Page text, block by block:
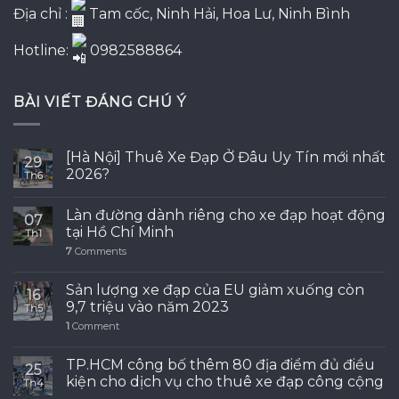
Địa chỉ : Tam cốc, Ninh Hải, Hoa Lư, Ninh Bình
Hotline: 0982588864
BÀI VIẾT ĐÁNG CHÚ Ý
29
Th6
[Hà Nội] Thuê Xe Đạp Ở Đâu Uy Tín mới nhất
2026?
07
Th1
Làn đường dành riêng cho xe đạp hoạt động
tại Hồ Chí Minh
7 Comments
16
Th5
Sản lượng xe đạp của EU giảm xuống còn
9,7 triệu vào năm 2023
1 Comment
25
Th4
TP.HCM công bố thêm 80 địa điểm đủ điều
kiện cho dịch vụ cho thuê xe đạp công cộng